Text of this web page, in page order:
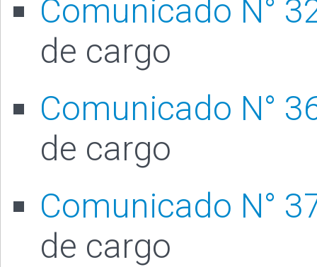
Comunicado N°
de cargo
Comunicado N°
de cargo
Comunicado N°
de cargo